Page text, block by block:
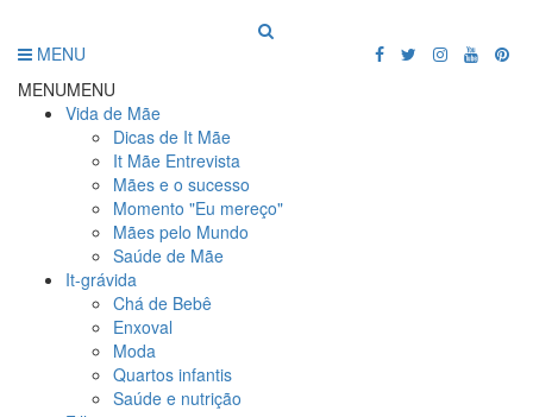
MENU
MENUMENU
Vida de Mãe
Dicas de It Mãe
It Mãe Entrevista
Mães e o sucesso
Momento "Eu mereço"
Mães pelo Mundo
Saúde de Mãe
It-grávida
Chá de Bebê
Enxoval
Moda
Quartos infantis
Saúde e nutrição